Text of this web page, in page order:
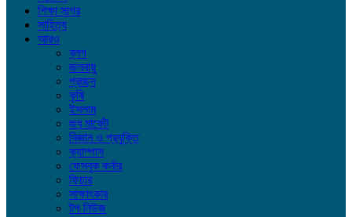
শিক্ষা সাগর
সাহিত্য
আরও
ব্লগ
জলবায়ু
প্রচ্ছদ
কৃষি
ইসলাম
জব মার্কেট
বিজ্ঞান ও প্রযুক্তি
ক্যাম্পাস
ফেসবুক কর্নার
ফিচার
সাক্ষাৎকার
টপ নিউজ